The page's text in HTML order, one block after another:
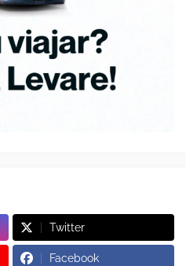
Twitter
Facebook